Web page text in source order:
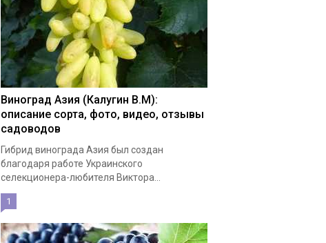
Виноград Азия (Калугин В.М):
описание сорта, фото, видео, отзывы
садоводов
Гибрид винограда Азия был создан
благодаря работе Украинского
селекционера-любителя Виктора...
1